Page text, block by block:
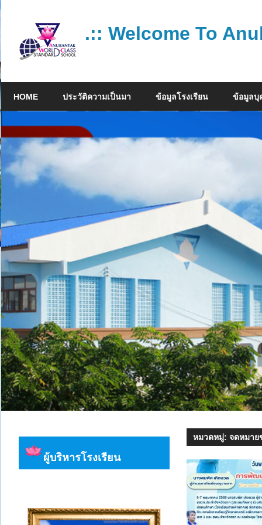
Skip
content
.:: Welcome To
มาตรฐาน
HOME ประวัติความเป็นมา ข้อมูลโรงเรียน ข้อมูลบุ
หมวดหมู่:จดหมาย
ผู้บริหารโรงเรียน